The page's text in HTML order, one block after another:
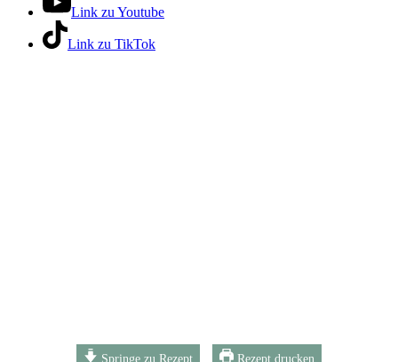
Link zu Youtube
Link zu TikTok
Springe zu Rezept Rezept drucken